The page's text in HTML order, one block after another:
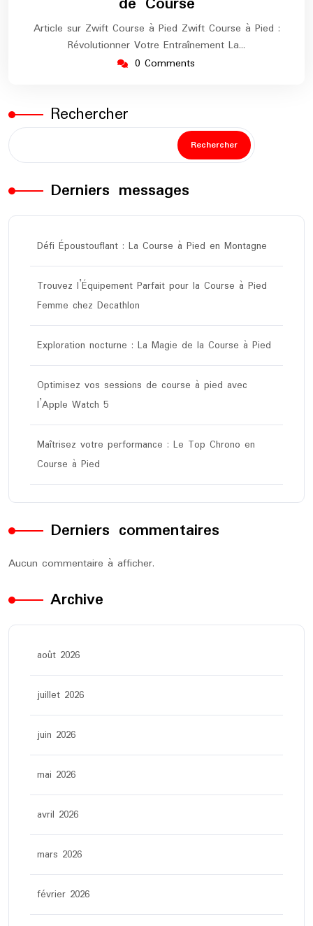
Article sur Zwift Course à Pied Zwift Course à Pied :
Révolutionner Votre Entraînement La…
0 Comments
Rechercher
Rechercher
Derniers messages
Défi Époustouflant : La Course à Pied en Montagne
Trouvez l’Équipement Parfait pour la Course à Pied
Femme chez Decathlon
Exploration nocturne : La Magie de la Course à Pied
Optimisez vos sessions de course à pied avec
l’Apple Watch 5
Maîtrisez votre performance : Le Top Chrono en
Course à Pied
Derniers commentaires
Aucun commentaire à afficher.
Archive
août 2026
juillet 2026
juin 2026
mai 2026
avril 2026
mars 2026
février 2026